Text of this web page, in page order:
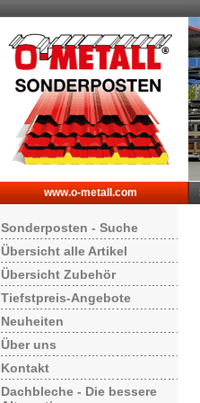
www.o-metall.com
Sonderposten - Suche
Übersicht alle Artikel
Übersicht Zubehör
Tiefstpreis-Angebote
Neuheiten
Über uns
Kontakt
Dachbleche - Die bessere